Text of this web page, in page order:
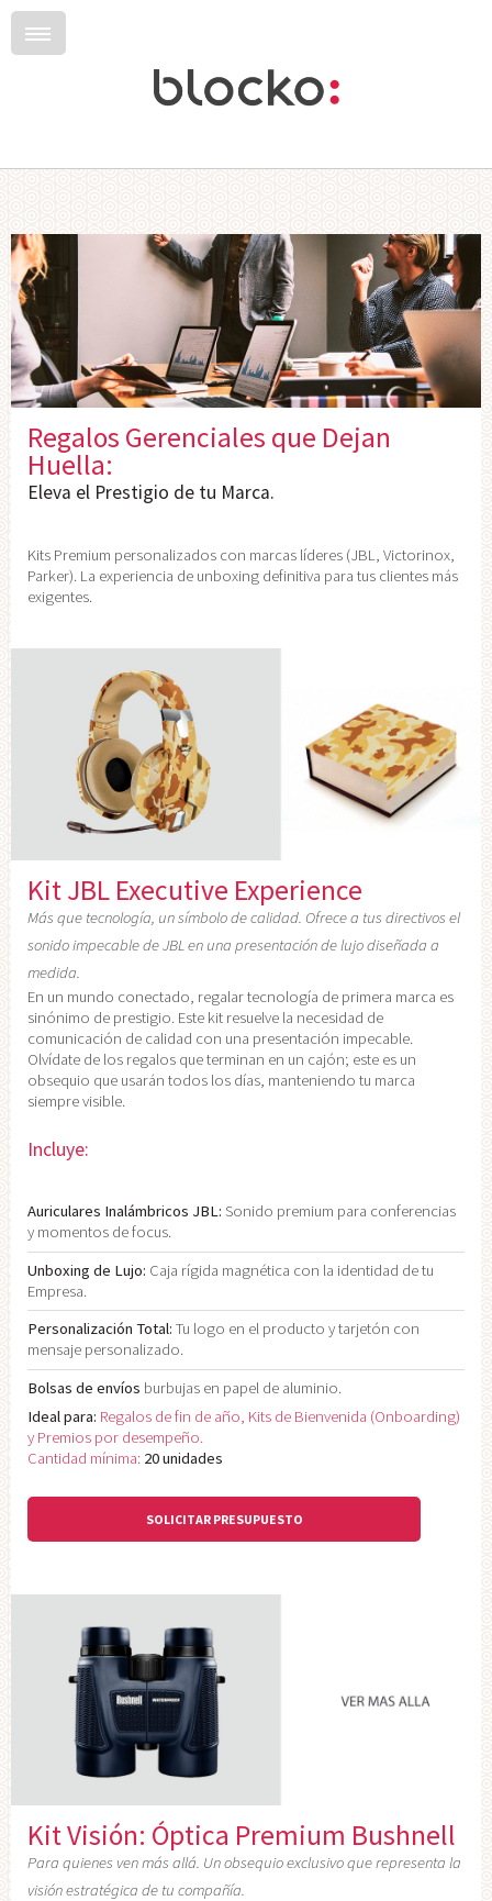
Regalos Gerenciales que Dejan
Huella:
Eleva el Prestigio de tu Marca.
Kits Premium personalizados con marcas líderes (JBL, Victorinox,
Parker). La experiencia de unboxing definitiva para tus clientes más
exigentes.
Kit JBL Executive Experience
Más que tecnología, un símbolo de calidad. Ofrece a tus directivos el
sonido impecable de JBL en una presentación de lujo diseñada a
medida.
En un mundo conectado, regalar tecnología de primera marca es
sinónimo de prestigio. Este kit resuelve la necesidad de
comunicación de calidad con una presentación impecable.
Olvídate de los regalos que terminan en un cajón; este es un
obsequio que usarán todos los días, manteniendo tu marca
siempre visible.
Incluye:
Auriculares Inalámbricos JBL: Sonido premium para conferencias
y momentos de focus.
Unboxing de Lujo: Caja rígida magnética con la identidad de tu
Empresa.
Personalización Total: Tu logo en el producto y tarjetón con
mensaje personalizado.
Bolsas de envíos burbujas en papel de aluminio.
Ideal para: Regalos de fin de año, Kits de Bienvenida (Onboarding)
y Premios por desempeño.
Cantidad mínima: 20 unidades
SOLICITAR PRESUPUESTO
Kit Visión: Óptica Premium Bushnell
Para quienes ven más allá. Un obsequio exclusivo que representa la
visión estratégica de tu compañía.